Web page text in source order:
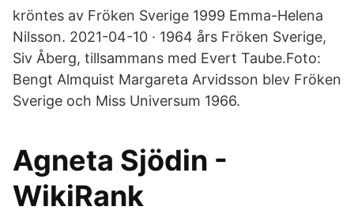
kröntes av Fröken Sverige 1999 Emma-Helena
Nilsson. 2021-04-10 · 1964 års Fröken Sverige,
Siv Åberg, tillsammans med Evert Taube.Foto:
Bengt Almquist Margareta Arvidsson blev Fröken
Sverige och Miss Universum 1966.
Agneta Sjödin -
WikiRank